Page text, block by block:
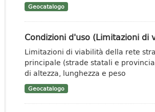
Geocatalogo
Condizioni d'uso (Limitazioni di
Limitazioni di viabilità della rete
principale (strade statali e
di altezza, lunghezza e peso
Geocatalogo